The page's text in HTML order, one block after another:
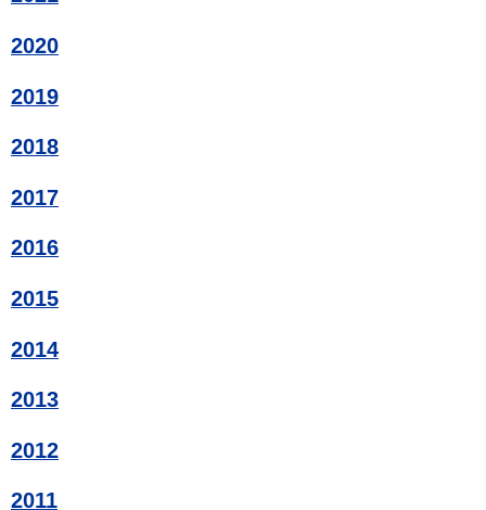
2020
2019
2018
2017
2016
2015
2014
2013
2012
2011